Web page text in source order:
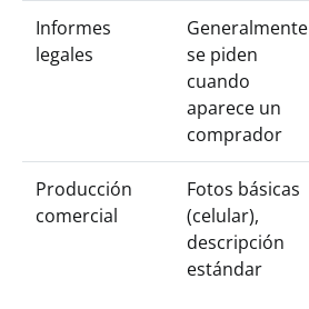
Informes
legales
Generalmente
se piden
cuando
aparece un
comprador
Producción
comercial
Fotos básicas
(celular),
descripción
estándar